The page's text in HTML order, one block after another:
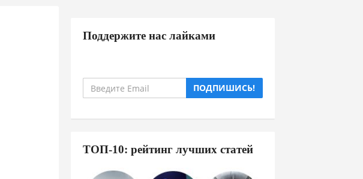
Поддержите нас лайками
ПОДПИШИСЬ!
ТОП-10: рейтинг лучших статей